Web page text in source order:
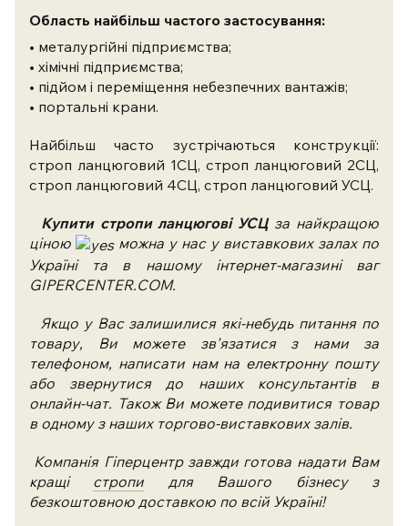
Область найбільш частого застосування:
• металургійні підприємства;
• хімічні підприємства;
• підйом і переміщення небезпечних вантажів;
• портальні крани.
Найбільш часто зустрічаються конструкції:
строп ланцюговий 1СЦ, строп ланцюговий 2СЦ,
строп ланцюговий 4СЦ, строп ланцюговий УСЦ.
Купити стропи ланцюгові УСЦ за найкращою
ціною
можна у нас у виставкових залах по
Україні та в нашому інтернет-магазині ваг
GIPERCENTER.COM.
Якщо у Вас залишилися які-небудь питання по
товару, Ви можете зв'язатися з нами за
телефоном, написати нам на електронну пошту
або звернутися до наших консультантів в
онлайн-чат. Також Ви можете подивитися товар
в одному з наших торгово-виставкових залів.
Компанія Гіперцентр завжди готова надати Вам
кращі стропи
для Вашого бізнесу з
безкоштовною доставкою по всій Україні!